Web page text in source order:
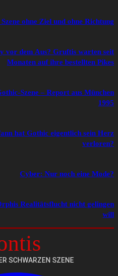
ohne Ziel und ohne Richtung
vor dem Aus? Gruftis warten seit
Monaten auf ihre bestellten Pikes
Szene – Report aus München
1995
hat Gothic eigentlich sein Herz
verloren?
Cyber: Nur noch eine Mode?
Realitätsflucht nicht gelingen
will
SCHWARZEN SZENE